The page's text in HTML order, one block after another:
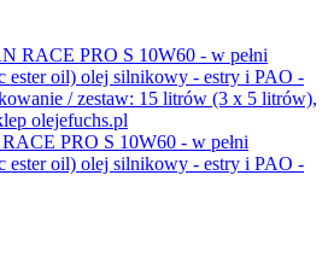
PRO S 10W60 - w pełni
ester oil) olej silnikowy - estry i PAO -